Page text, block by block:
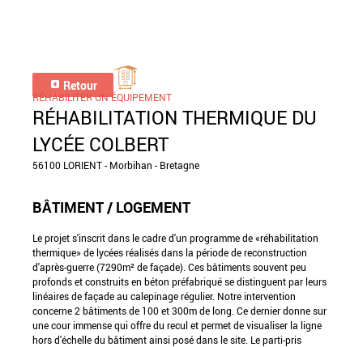
Retour
RÉHABILITER UN ÉQUIPEMENT
RÉHABILITATION THERMIQUE DU
LYCÉE COLBERT
56100 LORIENT - Morbihan - Bretagne
BÂTIMENT / LOGEMENT
Le projet s'inscrit dans le cadre d'un programme de «réhabilitation
thermique» de lycées réalisés dans la période de reconstruction
d'après-guerre (7290m² de façade). Ces bâtiments souvent peu
profonds et construits en béton préfabriqué se distinguent par leurs
linéaires de façade au calepinage régulier. Notre intervention
concerne 2 bâtiments de 100 et 300m de long. Ce dernier donne sur
une cour immense qui offre du recul et permet de visualiser la ligne
hors d'échelle du bâtiment ainsi posé dans le site. Le parti-pris